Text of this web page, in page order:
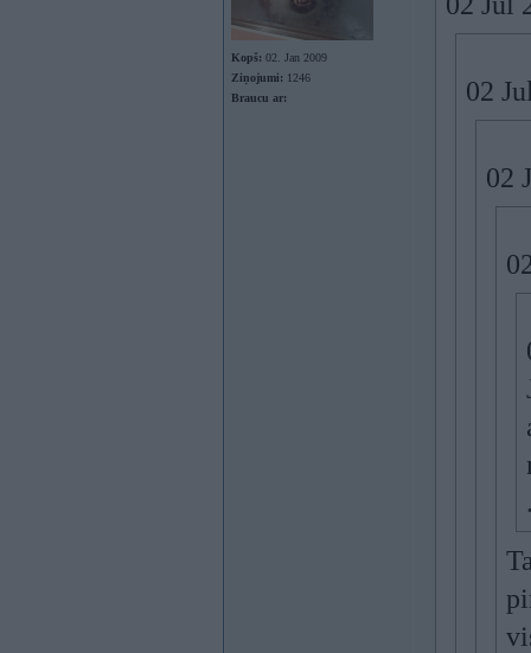
Kopš: 02. Jan 2009
Ziņojumi: 1246
Braucu ar:
02
02